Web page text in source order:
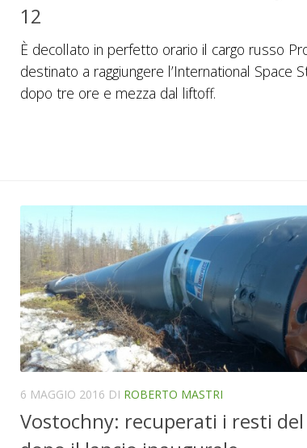
12
È decollato in perfetto orario il cargo russo
destinato a raggiungere l’International Space
dopo tre ore e mezza dal liftoff.
6 MAGGIO 2016 DI ROBERTO MASTRI
Vostochny: recuperati i resti del